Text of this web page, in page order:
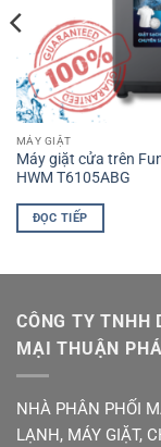
MÁY GIẶT
Máy giặt cửa trên
HWM T6105ABG
ĐỌC TIẾP
CÔNG TY TNHH
MẠI THUẬN
NHÀ PHÂN PHỐI
LẠNH, MÁY GIẶT,